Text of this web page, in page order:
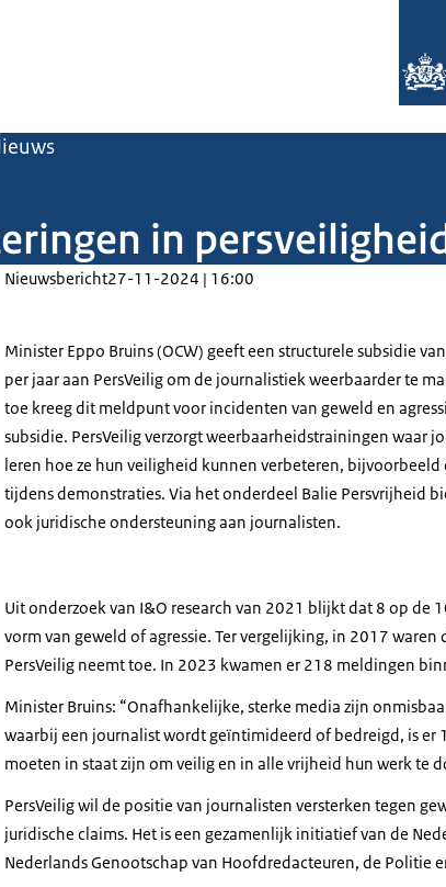
in
Nieuwsbericht27-11-2024 | 16:00
Minister Eppo Bruins (OCW) geeft een structurele subsidie
per jaar aan PersVeilig om de journalistiek weerbaarder te
toe kreeg dit meldpunt voor incidenten van geweld en
subsidie. PersVeilig verzorgt weerbaarheidstrainingen waar
leren hoe ze hun veiligheid kunnen verbeteren, bijvoorbeeld
tijdens demonstraties. Via het onderdeel Balie Persvrijheid
ook juridische ondersteuning aan journalisten.
Uit onderzoek van I&O research van 2021 blijkt dat 8 op de
vorm van geweld of agressie. Ter vergelijking, in 2017
PersVeilig neemt toe. In 2023 kwamen er 218 meldingen
Minister Bruins: “Onafhankelijke, sterke media zijn
waarbij een journalist wordt geïntimideerd of bedreigd, is er
moeten in staat zijn om veilig en in alle vrijheid hun werk te
PersVeilig wil de positie van journalisten versterken tegen
juridische claims. Het is een gezamenlijk initiatief van de
Nederlands Genootschap van Hoofdredacteuren, de Politie